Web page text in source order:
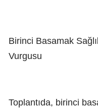
Birinci Basamak
Vurgusu
Toplantıda, birinci